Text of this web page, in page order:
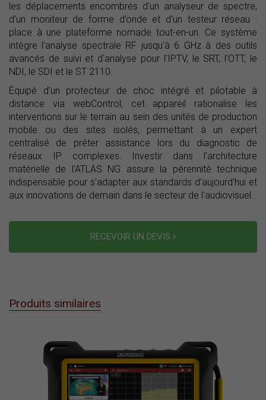
les déplacements encombrés d'un analyseur de spectre,
d'un moniteur de forme d’onde et d'un testeur réseau :
place à une plateforme nomade tout-en-un. Ce système
intègre l'analyse spectrale RF jusqu'à 6 GHz à des outils
avancés de suivi et d'analyse pour l'IPTV, le SRT, l'OTT, le
NDI, le SDI et le ST 2110.
Équipé d'un protecteur de choc intégré et pilotable à
distance via webControl, cet appareil rationalise les
interventions sur le terrain au sein des unités de production
mobile ou des sites isolés, permettant à un expert
centralisé de prêter assistance lors du diagnostic de
réseaux IP complexes. Investir dans l'architecture
matérielle de l'ATLAS NG assure la pérennité technique
indispensable pour s'adapter aux standards d'aujourd'hui et
aux innovations de demain dans le secteur de l'audiovisuel.
RECEVOIR UN DEVIS
Produits similaires